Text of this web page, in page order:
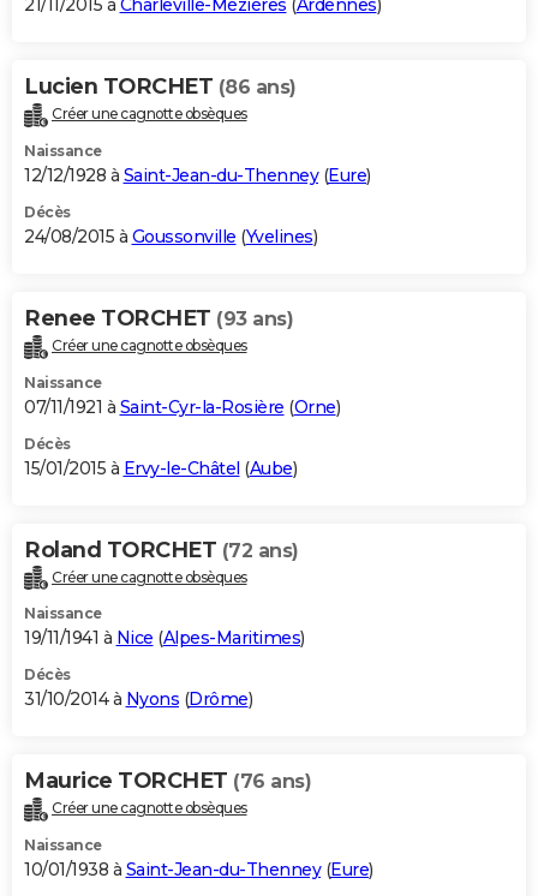
21/11/2015 à Charleville-Mézières (Ardennes)
Lucien TORCHET (86 ans)
Créer une cagnotte obsèques
Naissance
12/12/1928 à Saint-Jean-du-Thenney(Eure)
Décès
24/08/2015 à Goussonville (Yvelines)
Renee TORCHET (93 ans)
Créer une cagnotte obsèques
Naissance
07/11/1921 à Saint-Cyr-la-Rosière (Orne)
Décès
15/01/2015 à Ervy-le-Châtel (Aube)
Roland TORCHET (72 ans)
Créer une cagnotte obsèques
Naissance
19/11/1941 à Nice (Alpes-Maritimes)
Décès
31/10/2014 à Nyons (Drôme)
Maurice TORCHET (76 ans)
Créer une cagnotte obsèques
Naissance
10/01/1938 à Saint-Jean-du-Thenney(Eure)